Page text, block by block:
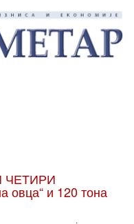
ЧЕТИРИ
и 120 тона